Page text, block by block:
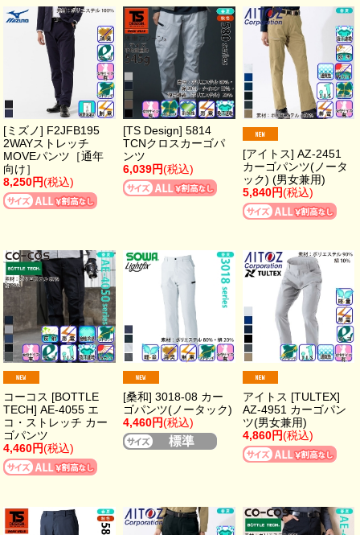
[ミズノ] F2JFB195
2WAYストレッチ
MOVEパンツ［通年
向け］
8,250円(税込)
[TS Design] 5814
TCNクロスカーゴパ
ンツ
6,039円(税込)
[アイトス] AZ-2451
カーゴパンツ(ノータ
ック) (男女兼用)
5,840円(税込)
コーコス [BOTTLE
TECH] AE-4055 エ
コ・ストレッチ カー
ゴパンツ
4,460円(税込)
[桑和] 3018-08 カー
ゴパンツ(ノータック)
4,460円(税込)
アイトス [TULTEX]
AZ-4951 カーゴパン
ツ(男女兼用)
4,860円(税込)